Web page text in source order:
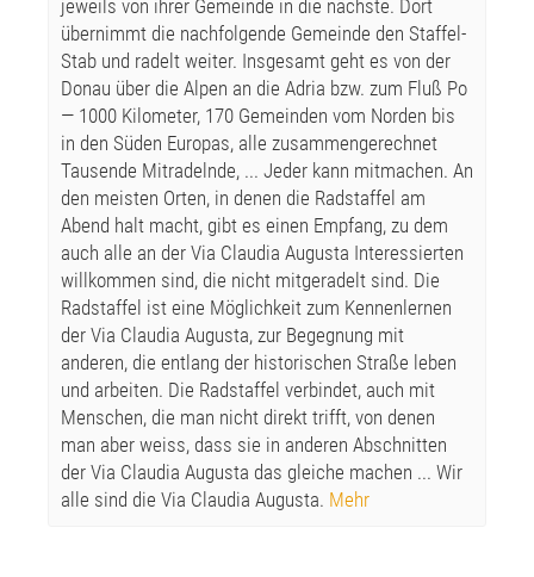
jeweils von ihrer Gemeinde in die nächste. Dort
übernimmt die nachfolgende Gemeinde den Staffel-
Stab und radelt weiter. Insgesamt geht es von der
Donau über die Alpen an die Adria bzw. zum Fluß Po
— 1000 Kilometer, 170 Gemeinden vom Norden bis
in den Süden Europas, alle zusammengerechnet
Tausende Mitradelnde, ... Jeder kann mitmachen. An
den meisten Orten, in denen die Radstaffel am
Abend halt macht, gibt es einen Empfang, zu dem
auch alle an der Via Claudia Augusta Interessierten
willkommen sind, die nicht mitgeradelt sind. Die
Radstaffel ist eine Möglichkeit zum Kennenlernen
der Via Claudia Augusta, zur Begegnung mit
anderen, die entlang der historischen Straße leben
und arbeiten. Die Radstaffel verbindet, auch mit
Menschen, die man nicht direkt trifft, von denen
man aber weiss, dass sie in anderen Abschnitten
der Via Claudia Augusta das gleiche machen ... Wir
alle sind die Via Claudia Augusta. Mehr